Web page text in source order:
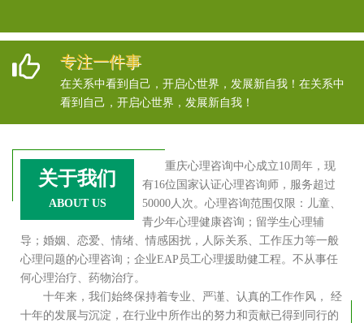
专注一件事
在关系中看到自己，开启心世界，发展新自我！在关系中
看到自己，开启心世界，发展新自我！
关于我们
ABOUT US
重庆心理咨询中心成立10周年，现
有16位国家认证心理咨询师，服务超过
50000人次。心理咨询范围仅限：儿童、
青少年心理健康咨询；留学生心理辅
导；婚姻、恋爱、情绪、情感困扰，人际关系、工作压力等一般
心理问题的心理咨询；企业EAP员工心理援助健工程。不从事任
何心理治疗、药物治疗。
十年来，我们始终保持着专业、严谨、认真的工作作风， 经
十年的发展与沉淀，在行业中所作出的努力和贡献已得到同行的